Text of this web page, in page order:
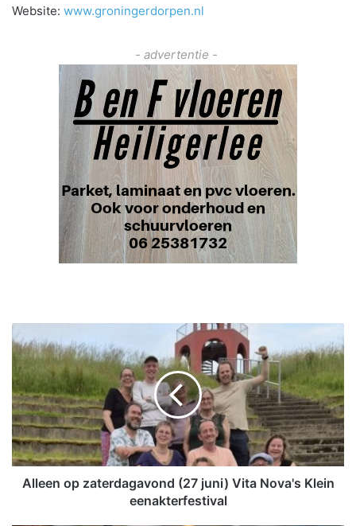
Website: www.groningerdorpen.nl
- advertentie -
l
e
e
n
o
p
z
Alleen op zaterdagavond (27 juni) Vita Nova's Klein
eenakterfestival